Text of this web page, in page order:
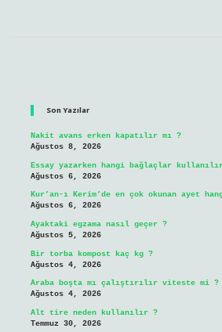
Son Yazılar
Nakit avans erken kapatılır mı ?
Ağustos 8, 2026
Essay yazarken hangi bağlaçlar
Ağustos 6, 2026
Kur’an-ı Kerim’de en çok okunan ayet
Ağustos 6, 2026
Ayaktaki egzama nasıl geçer ?
Ağustos 5, 2026
Bir torba kompost kaç kg ?
Ağustos 4, 2026
Araba boşta mı çalıştırılır viteste mi ?
Ağustos 4, 2026
Alt tire neden kullanılır ?
Temmuz 30, 2026